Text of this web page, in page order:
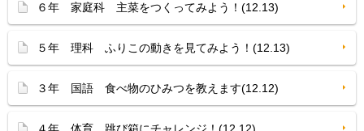
６年 家庭科 主菜をつくってみよう！(12.13)
５年 理科 ふりこの動きを見てみよう！(12.13)
３年 国語 食べ物のひみつを教えます(12.12)